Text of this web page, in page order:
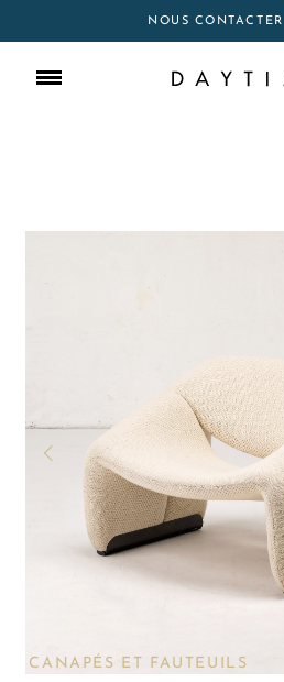
NOUS CONTACTER
CANAPÉS ET FAUTEUILS